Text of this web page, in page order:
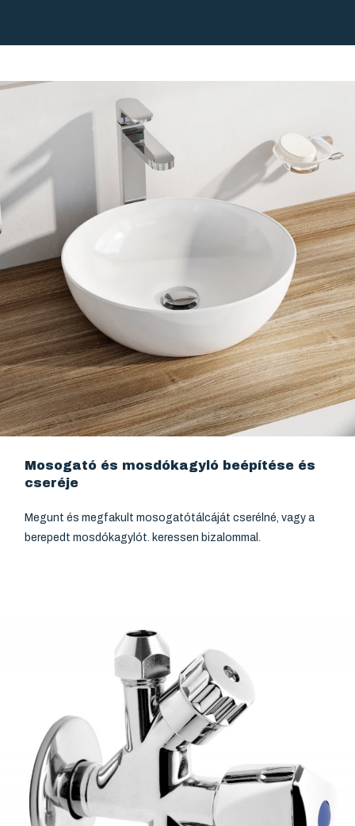
Mosogató és mosdókagyló beépítése és
cseréje
Megunt és megfakult mosogatótálcáját cserélné, vagy a
berepedt mosdókagylót. keressen bizalommal.